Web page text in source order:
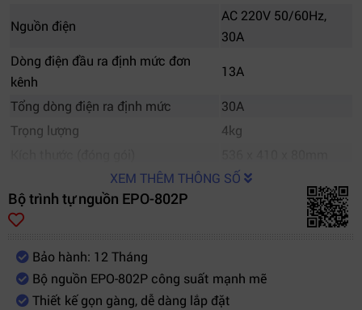
Nguồn điện
AC 220V 50/60Hz,
30A
Dòng điện đầu ra định mức đơn
kênh
13A
Tổng dòng điện ra định mức
30A
Trọng lượng
4kg
XEM THÊM THÔNG SỐ
Bộ trình tự nguồn EPO-802P
Bảo hành: 12 Tháng
Bộ nguồn EPO-802P công suất mạnh mẽ
Thiết kế gọn gàng, dễ dàng lắp đặt